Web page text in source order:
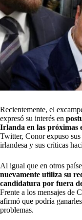
Recientemente, el
expresó su interés en
Irlanda en las próximas
Twitter, Conor expuso
irlandesa y sus críticas
Al igual que en otros
nuevamente utiliza su
candidatura por fuera
Frente a los mensajes de
afirmó que podría
problemas.